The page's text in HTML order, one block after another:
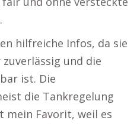
hilfreiche Infos, da sie
und die
ist. Die
die Tankregelung
mein Favorit, weil es